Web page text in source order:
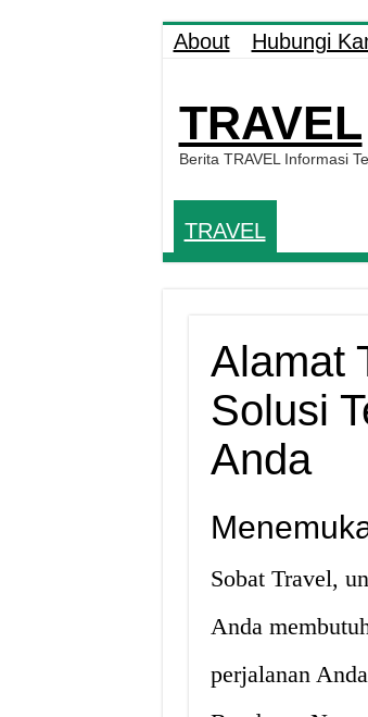
About Hubungi
TRAVEL
Berita TRAVEL Informasi
TRAVEL
Alamat
Solusi
Anda
Sobat Travel,
Anda
perjalanan